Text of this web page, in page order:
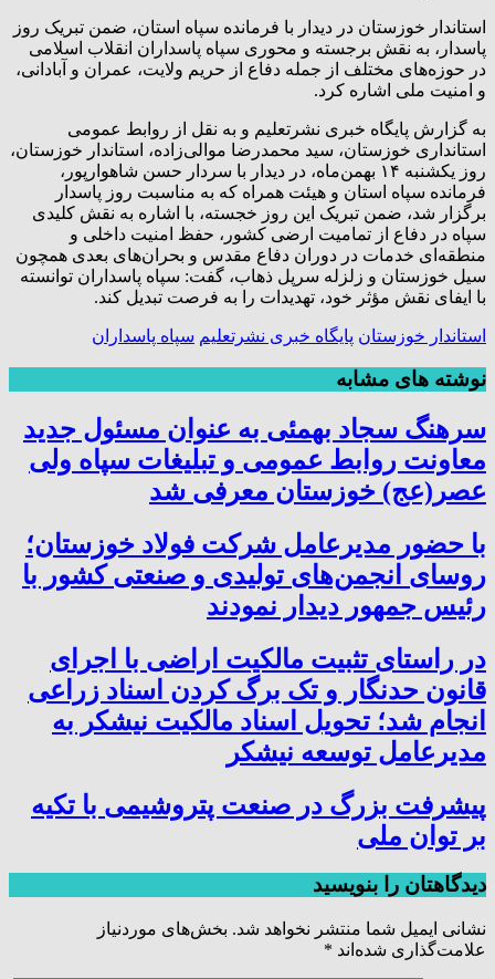
استاندار خوزستان در دیدار با فرمانده سپاه استان، ضمن تبریک روز
پاسدار، به نقش برجسته و محوری سپاه پاسداران انقلاب اسلامی
در حوزه‌های مختلف از جمله دفاع از حریم ولایت، عمران و آبادانی،
و امنیت ملی اشاره کرد.
به گزارش پایگاه خبری نشرتعلیم و به نقل از روابط عمومی
استانداری خوزستان، سید محمدرضا موالی‌زاده، استاندار خوزستان،
روز یکشنبه ۱۴ بهمن‌ماه، در دیدار با سردار حسن شاهوارپور،
فرمانده سپاه استان و هیئت همراه که به مناسبت روز پاسدار
برگزار شد، ضمن تبریک این روز خجسته، با اشاره به نقش کلیدی
سپاه در دفاع از تمامیت ارضی کشور، حفظ امنیت داخلی و
منطقه‌ای خدمات در دوران دفاع مقدس و بحران‌های بعدی همچون
سیل خوزستان و زلزله سرپل ذهاب، گفت: سپاه پاسداران توانسته
با ایفای نقش مؤثر خود، تهدیدات را به فرصت تبدیل کند.
استاندار خوزستان پایگاه خبری نشرتعلیم سپاه پاسداران
نوشته های مشابه
سرهنگ سجاد بهمئی به عنوان مسئول جدید
معاونت روابط عمومی و تبلیغات سپاه ولی
عصر(عج) خوزستان معرفی شد
با حضور مدیرعامل شرکت فولاد خوزستان؛
روسای انجمن‌های تولیدی و صنعتی کشور با
رئیس جمهور دیدار نمودند
در راستای تثبیت مالکیت اراضی با اجرای
قانون حدنگار و تک برگ کردن اسناد زراعی
انجام شد؛ تحویل اسناد مالکیت نیشکر به
مدیرعامل توسعه نیشکر
پیشرفت بزرگ در صنعت پتروشیمی با تکیه
بر توان ملی
دیدگاهتان را بنویسید
نشانی ایمیل شما منتشر نخواهد شد. بخش‌های موردنیاز
علامت‌گذاری شده‌اند *